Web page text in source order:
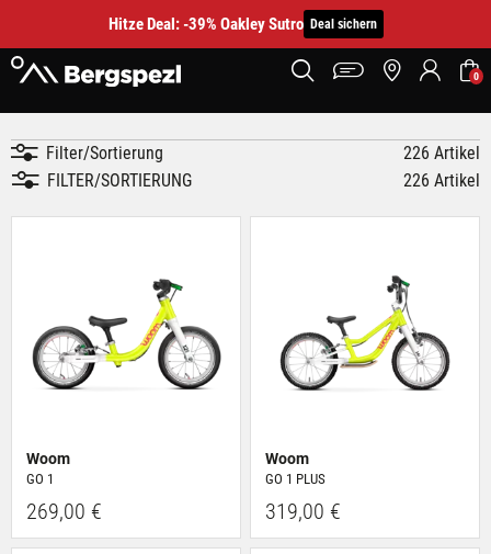
Hitze Deal: -39% Oakley Sutro Deal sichern
0
Filter/Sortierung
226 Artikel
FILTER/SORTIERUNG
226 Artikel
Woom
GO 1
269,00 €
Woom
GO 1 PLUS
319,00 €